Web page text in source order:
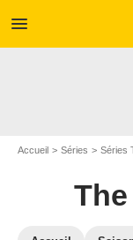
menu
Accueil Séries Séries